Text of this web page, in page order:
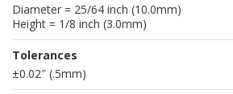
Diameter = 25/64 inch (10.0mm)
Height = 1/8 inch (3.0mm)
Tolerances
±0.02″ (.5mm)